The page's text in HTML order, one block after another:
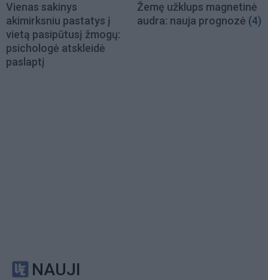
Vienas sakinys
akimirksniu pastatys į
vietą pasipūtusį žmogų:
psichologė atskleidė
paslaptį
Žemę užklups magnetinė
audra: nauja prognozė (4)
NAUJI